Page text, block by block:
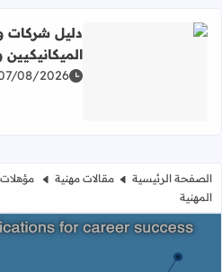
اقرأ المزيد عن دليل
دليل شركات
08/2026
الصفحة الرئيسية مقالات مهنية
المهنية